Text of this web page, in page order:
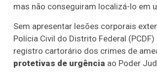
mas não conseguiram localizá-lo em
Sem apresentar lesões corporais
Polícia Civil do Distrito Federal
registro cartorário dos crimes de
protetivas de urgência ao Poder